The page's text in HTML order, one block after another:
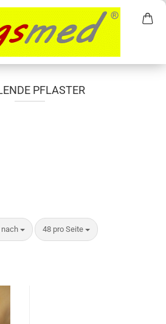
PFLASTER
48 pro Seite
pro Seite